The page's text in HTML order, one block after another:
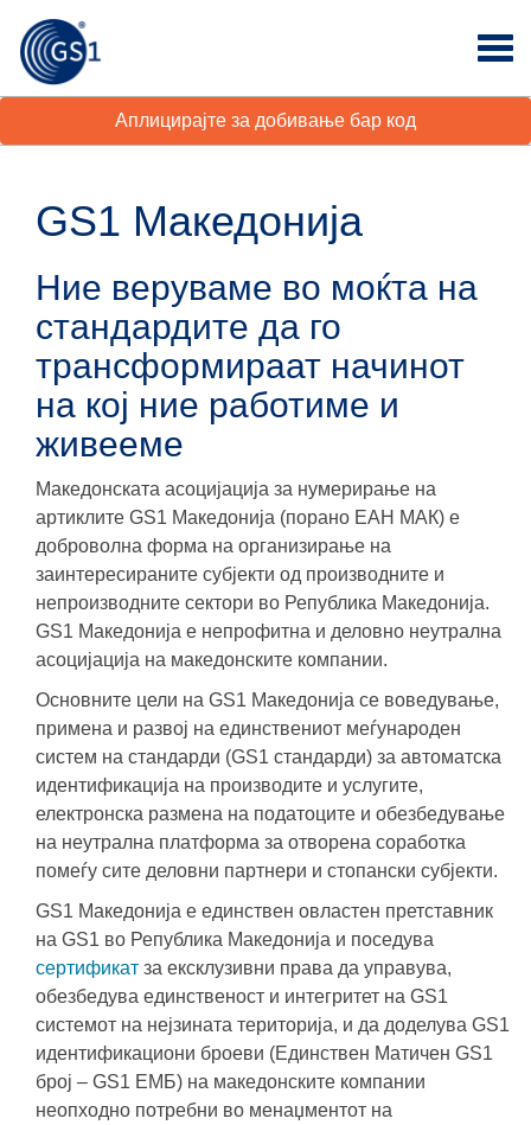
Аплицирајте за добивање бар код
GS1 Македонија
Ние веруваме во моќта на
стандардите да го
трансформираат начинот
на кој ние работиме и
живееме
Македонската асоцијација за нумерирање на
артиклите GS1 Македонија (порано ЕАН МАК) е
доброволна форма на организирање на
заинтересираните субјекти од производните и
непроизводните сектори во Република Македонија.
GS1 Македонија е непрофитна и деловно неутрална
асоцијација на македонските компании.
Основните цели на GS1 Македонија се воведување,
примена и развој на единствениот меѓународен
систем на стандарди (GS1 стандарди) за автоматска
идентификација на производите и услугите,
електронска размена на податоците и обезбедување
на неутрална платформа за отворена соработка
помеѓу сите деловни партнери и стопански субјекти.
GS1 Македонија е единствен овластен претставник
на GS1 во Република Македонија и поседува
сертификат за ексклузивни права да управува,
обезбедува единственост и интегритет на GS1
системот на нејзината територија, и да доделува GS1
идентификациони броеви (Единствен Матичен GS1
број – GS1 ЕМБ) на македонските компании
неопходно потребни во менаџментот на